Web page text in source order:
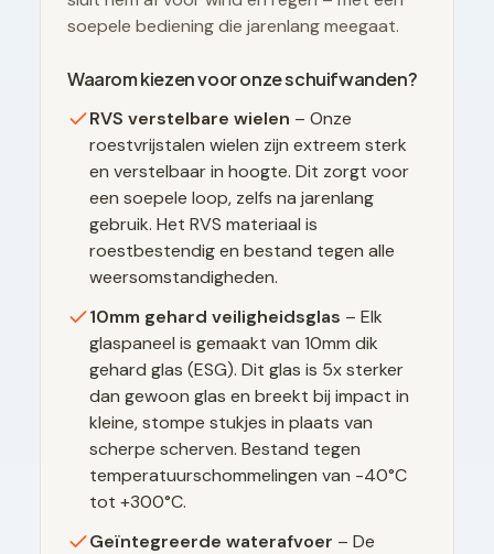
soepele bediening die jarenlang meegaat.
Waarom kiezen voor onze schuifwanden?
RVS verstelbare wielen – Onze
roestvrijstalen wielen zijn extreem sterk
en verstelbaar in hoogte. Dit zorgt voor
een soepele loop, zelfs na jarenlang
gebruik. Het RVS materiaal is
roestbestendig en bestand tegen alle
weersomstandigheden.
10mm gehard veiligheidsglas – Elk
glaspaneel is gemaakt van 10mm dik
gehard glas (ESG). Dit glas is 5x sterker
dan gewoon glas en breekt bij impact in
kleine, stompe stukjes in plaats van
scherpe scherven. Bestand tegen
temperatuurschommelingen van -40°C
tot +300°C.
Geïntegreerde waterafvoer – De